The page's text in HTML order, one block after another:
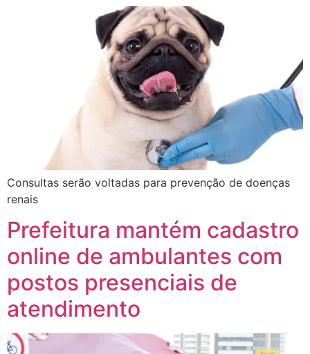
Consultas serão voltadas para prevenção de doenças
renais
Prefeitura mantém cadastro
online de ambulantes com
postos presenciais de
atendimento